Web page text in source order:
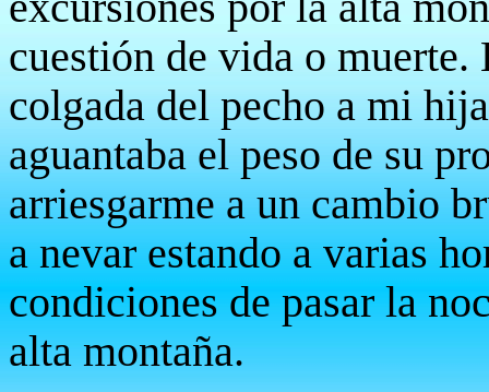
cuestión de vida o
colgada del pecho a mi
aguantaba el peso de su
arriesgarme a un cambio
a nevar estando a varias
condiciones de pasar la
alta montaña.